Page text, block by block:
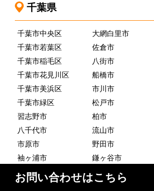
千葉県
千葉市中央区
千葉市若葉区
千葉市稲毛区
千葉市花見川区
千葉市美浜区
千葉市緑区
習志野市
八千代市
市原市
袖ヶ浦市
木更津市
東金市
大網白里市
佐倉市
八街市
船橋市
市川市
松戸市
柏市
流山市
野田市
鎌ヶ谷市
白井市
印西市
お問い合わせはこちら